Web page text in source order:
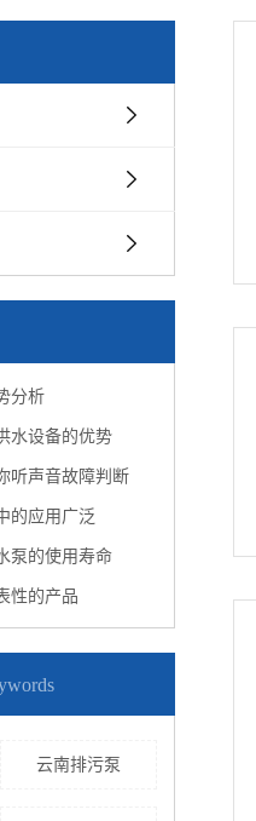
分析
水设备的优势
听声音故障判断
的应用广泛
泵的使用寿命
性的产品
云南排污泵